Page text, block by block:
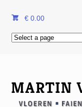
€ 0.00